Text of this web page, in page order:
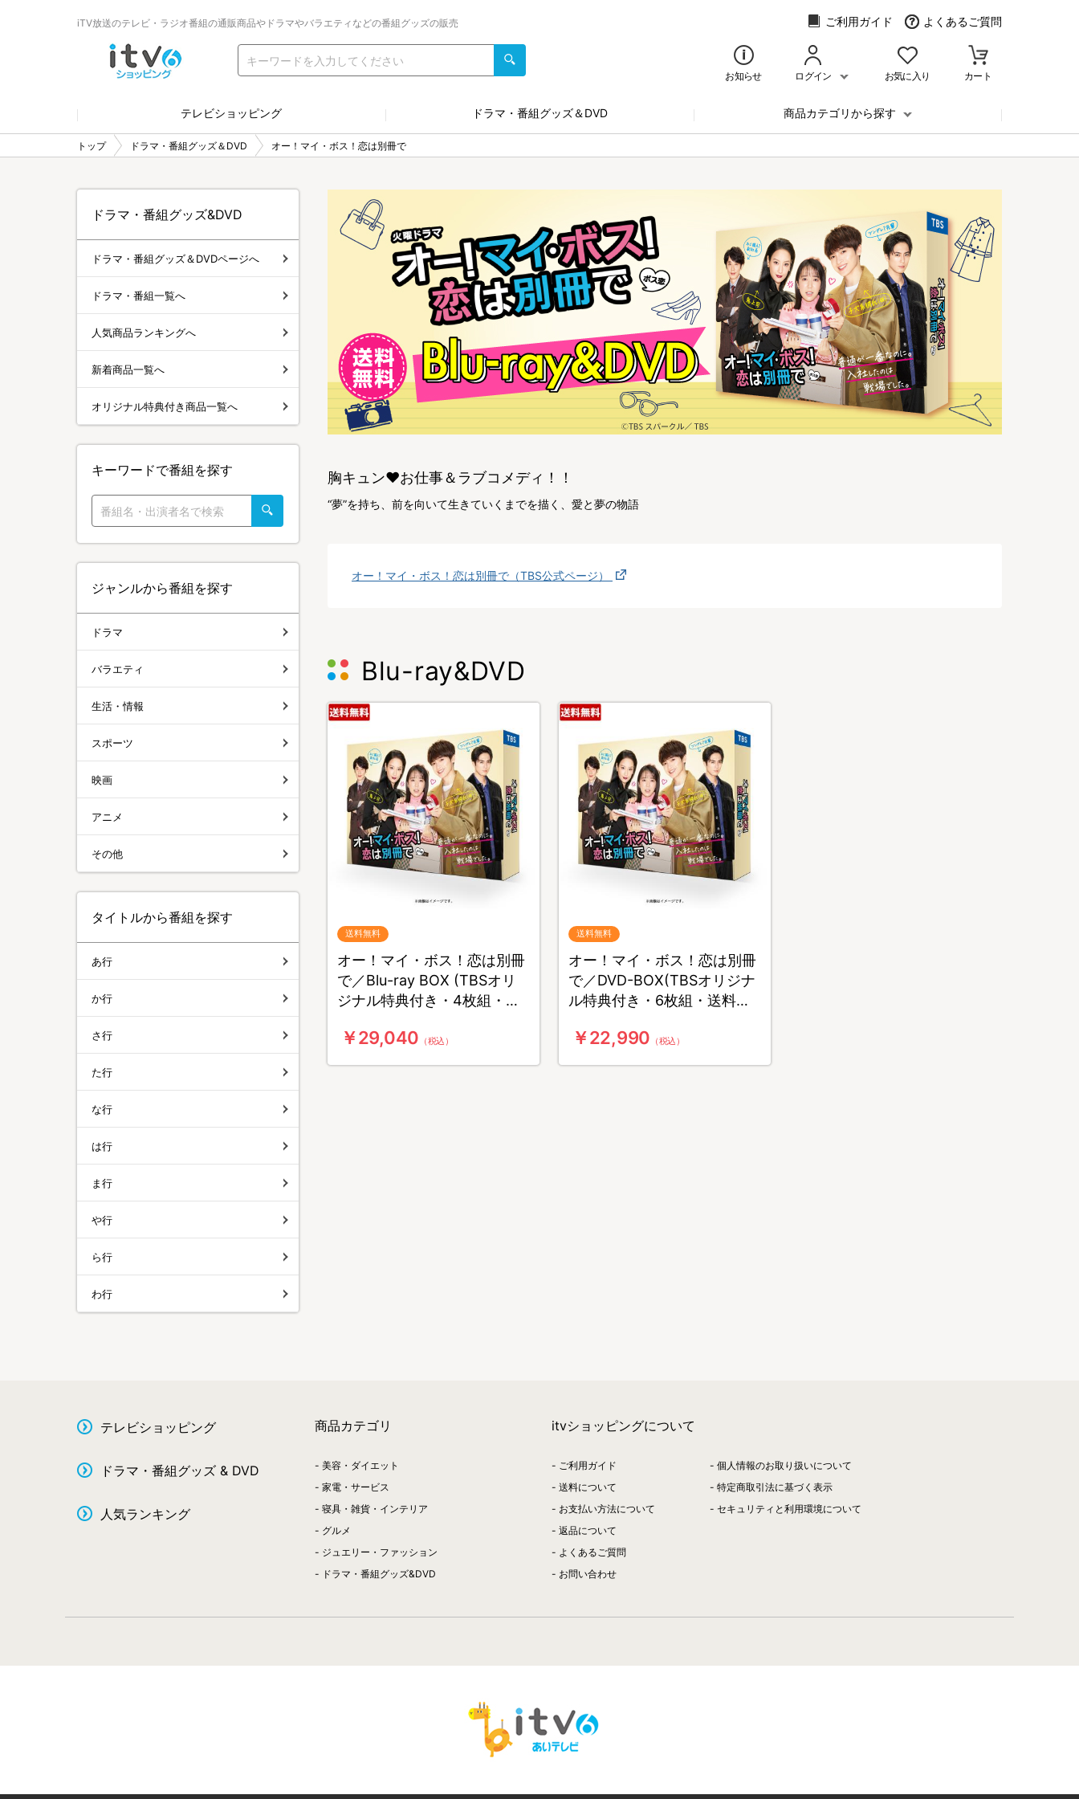
iTV放送のテレビ・ラジオ番組の通販商品やドラマやバラエティなどの番組グッズの販売 ご利用ガイド よくあるご質問
お知らせ ログイン お気に入り カート
テレビショッピング ドラマ・番組グッズ＆DVD 商品カテゴリから探す
トップ ドラマ・番組グッズ＆DVD オー！マイ・ボス！恋は別冊で
胸キュン♥お仕事＆ラブコメディ！！
“夢”を持ち、前を向いて生きていくまでを描く、愛と夢の物語
オー！マイ・ボス！恋は別冊で（TBS公式ページ）
Blu-ray&DVD
送料無料
オー！マイ・ボス！恋は別冊
で／Blu-ray BOX (TBSオリ
ジナル特典付き・4枚組・送
￥29,040 （税込）
送料無料
オー！マイ・ボス！恋は別冊
で／DVD-BOX(TBSオリジナ
ル特典付き・6枚組・送料無
￥22,990 （税込）
ドラマ・番組グッズ&DVD
ドラマ・番組グッズ＆DVDページへ
ドラマ・番組一覧へ
人気商品ランキングへ
新着商品一覧へ
オリジナル特典付き商品一覧へ
キーワードで番組を探す
ジャンルから番組を探す
ドラマ
バラエティ
生活・情報
スポーツ
映画
アニメ
その他
タイトルから番組を探す
あ行
か行
さ行
た行
な行
は行
ま行
や行
ら行
わ行
テレビショッピング
ドラマ・番組グッズ & DVD
人気ランキング
商品カテゴリ
美容・ダイエット
家電・サービス
寝具・雑貨・インテリア
グルメ
ジュエリー・ファッション
ドラマ・番組グッズ&DVD
itvショッピングについて
ご利用ガイド
送料について
お支払い方法について
返品について
よくあるご質問
お問い合わせ
個人情報のお取り扱いについて
特定商取引法に基づく表示
セキュリティと利用環境について